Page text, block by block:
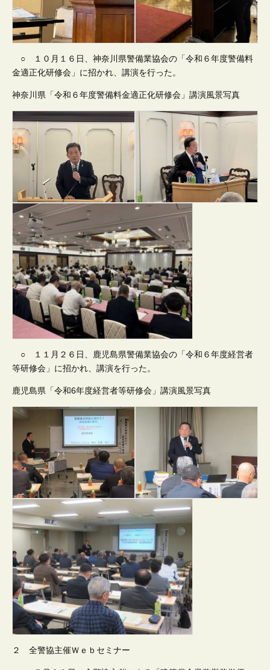
○ １０月１６日、神奈川県警備業協会の「令和６年度警備料
金適正化研修会」に招かれ、講演を行った。
神奈川県「令和６年度警備料金適正化研修会」講演風景写真
○ １１月２６日、鹿児島県警備業協会の「令和６年度経営者
等研修会」に招かれ、講演を行った。
鹿児島県「令和6年度経営者等研修会」講演風景写真
２ 全警協主催Ｗｅｂセミナー